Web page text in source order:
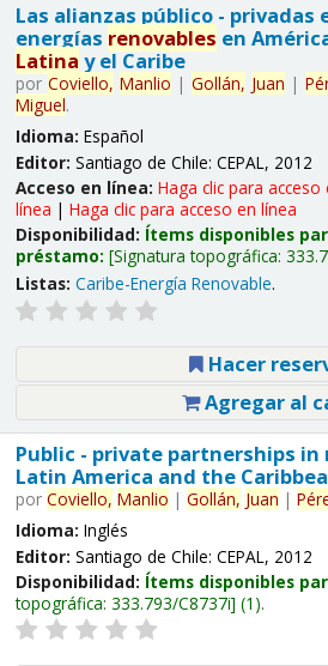
Las alianzas público - privadas
energías renovables en
Latina y el Caribe
por Coviello, Manlio | Gollán, Juan |
Miguel.
Idioma: Español
Editor: Santiago de Chile: CEPAL, 2012
Acceso en línea: Haga clic para acceso
línea | Haga clic para acceso en línea
Disponibilidad: Ítems disponibles
préstamo: Signatura topográfica:
Listas: Caribe-Energía Renovable.
Hacer
Agregar al
Public - private partnerships in
Latin America and the
por Coviello, Manlio | Gollán, Juan |
Idioma: Inglés
Editor: Santiago de Chile: CEPAL, 2012
Disponibilidad: Ítems disponibles
topográfica: 333.793/C8737i (1).